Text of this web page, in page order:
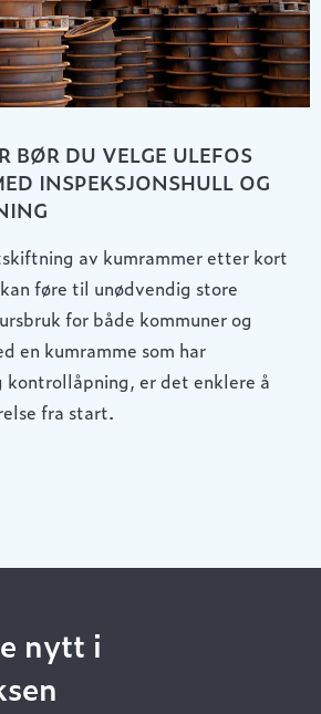
BØR DU VELGE ULEFOS
INSPEKSJONSHULL OG
av kumrammer etter kort
føre til unødvendig store
for både kommuner og
en kumramme som har
kontrollåpning, er det enklere å
fra start.
nytt i